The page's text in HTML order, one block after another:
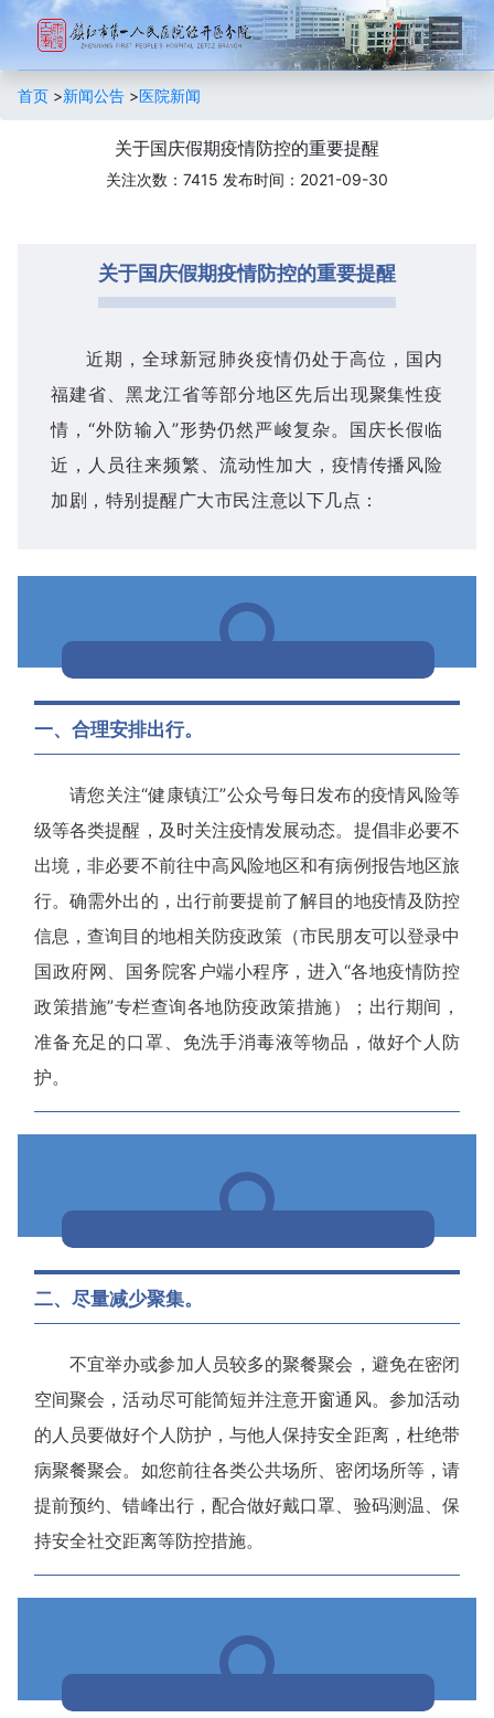
首页 >新闻公告 >医院新闻
​关于国庆假期疫情防控的重要提醒
关注次数：7415 发布时间：2021-09-30
关于国庆假期疫情防控的重要提醒
近期，全球新冠肺炎疫情仍处于高位，国内
福建省、黑龙江省等部分地区先后出现聚集性疫
情，“外防输入”形势仍然严峻复杂。国庆长假临
近，人员往来频繁、流动性加大，疫情传播风险
加剧，特别提醒广大市民注意以下几点：
一、合理安排出行。
请您关注“健康镇江”公众号每日发布的疫情风险等
级等各类提醒，及时关注疫情发展动态。 提倡非必要不
出境，非必要不前往中高风险地区和有病例报告地区旅
行。确需外出的，出行前要提前了解目的地疫情及防控
信息，查询目的地相关防疫政策（市民朋友可以登录中
国政府网、国务院客户端小程序，进入“各地疫情防控
政策措施”专栏查询各地防疫政策措施）；出行期间，
准备充足的口罩、免洗手消毒液等物品，做好个人防
护。
二、尽量减少聚集。
不宜举办或参加人员较多的聚餐聚会，避免在密闭
空间聚会，活动尽可能简短并注意开窗通风。参加活动
的人员要做好个人防护，与他人保持安全距离，杜绝带
病聚餐聚会。如您前往各类公共场所、密闭场所等， 请
提前预约、错峰出行，配合做好戴口罩、验码测温、保
持安全社交距离等防控措施。